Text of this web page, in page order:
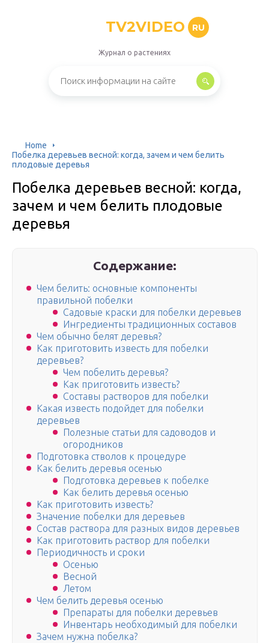
TV2VIDEO RU
Журнал о растениях
Home
Побелка деревьев весной: когда, зачем и чем белить
плодовые деревья
Побелка деревьев весной: когда,
зачем и чем белить плодовые
деревья
Содержание:
Чем белить: основные компоненты
правильной побелки
Садовые краски для побелки деревьев
Ингредиенты традиционных составов
Чем обычно белят деревья?
Как приготовить известь для побелки
деревьев?
Чем побелить деревья?
Как приготовить известь?
Составы растворов для побелки
Какая известь подойдет для побелки
деревьев
Полезные статьи для садоводов и
огородников
Подготовка стволов к процедуре
Как белить деревья осенью
Подготовка деревьев к побелке
Как белить деревья осенью
Как приготовить известь?
Значение побелки для деревьев
Состав раствора для разных видов деревьев
Как приготовить раствор для побелки
Периодичность и сроки
Осенью
Весной
Летом
Чем белить деревья осенью
Препараты для побелки деревьев
Инвентарь необходимый для побелки
Зачем нужна побелка?